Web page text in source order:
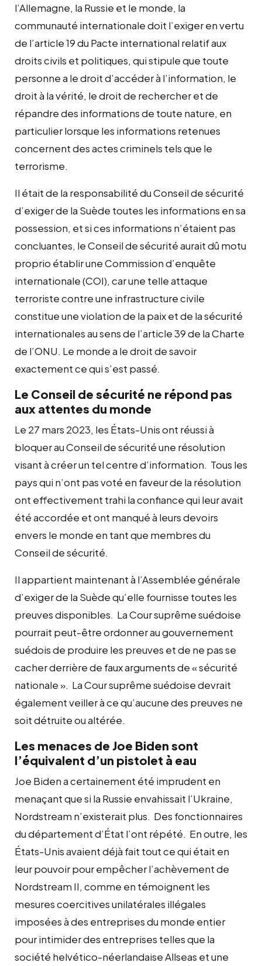
l’Allemagne, la Russie et le monde, la
communauté internationale doit l’exiger en vertu
de l’article 19 du Pacte international relatif aux
droits civils et politiques, qui stipule que toute
personne a le droit d’accéder à l’information, le
droit à la vérité, le droit de rechercher et de
répandre des informations de toute nature, en
particulier lorsque les informations retenues
concernent des actes criminels tels que le
terrorisme.
Il était de la responsabilité du Conseil de sécurité
d’exiger de la Suède toutes les informations en sa
possession, et si ces informations n’étaient pas
concluantes, le Conseil de sécurité aurait dû motu
proprio établir une Commission d’enquête
internationale (COI), car une telle attaque
terroriste contre une infrastructure civile
constitue une violation de la paix et de la sécurité
internationales au sens de l’article 39 de la Charte
de l’ONU. Le monde a le droit de savoir
exactement ce qui s’est passé.
Le Conseil de sécurité ne répond pas
aux attentes du monde
Le 27 mars 2023, les États-Unis ont réussi à
bloquer au Conseil de sécurité une résolution
visant à créer un tel centre d’information. Tous les
pays qui n’ont pas voté en faveur de la résolution
ont effectivement trahi la confiance qui leur avait
été accordée et ont manqué à leurs devoirs
envers le monde en tant que membres du
Conseil de sécurité.
Il appartient maintenant à l’Assemblée générale
d’exiger de la Suède qu’elle fournisse toutes les
preuves disponibles. La Cour suprême suédoise
pourrait peut-être ordonner au gouvernement
suédois de produire les preuves et de ne pas se
cacher derrière de faux arguments de « sécurité
nationale ». La Cour suprême suédoise devrait
également veiller à ce qu’aucune des preuves ne
soit détruite ou altérée.
Les menaces de Joe Biden sont
l’équivalent d’un pistolet à eau
Joe Biden a certainement été imprudent en
menaçant que si la Russie envahissait l’Ukraine,
Nordstream n’existerait plus. Des fonctionnaires
du département d’État l’ont répété. En outre, les
États-Unis avaient déjà fait tout ce qui était en
leur pouvoir pour empêcher l’achèvement de
Nordstream II, comme en témoignent les
mesures coercitives unilatérales illégales
imposées à des entreprises du monde entier
pour intimider des entreprises telles que la
société helvético-néerlandaise Allseas et une